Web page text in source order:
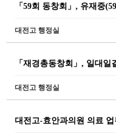
「59회 동창회」, 유재중
대전고 행정실
「재경총동창회」, 일대
대전고 행정실
대전고-효안과의원 의료